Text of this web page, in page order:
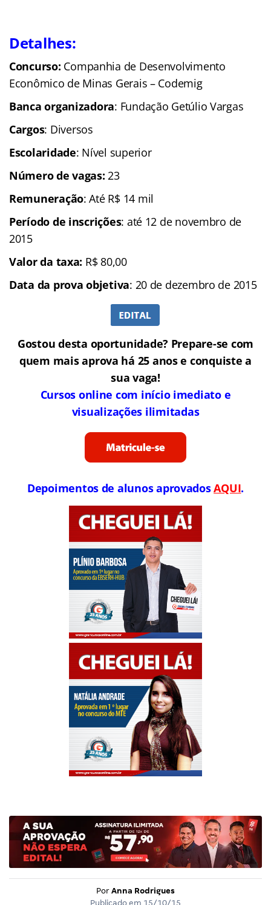
Detalhes:
Concurso: Companhia de Desenvolvimento
Econômico de Minas Gerais – Codemig
Banca organizadora: Fundação Getúlio Vargas
Cargos: Diversos
Escolaridade: Nível superior
Número de vagas:23
Remuneração: Até R$ 14 mil
Período de inscrições: até 12 de novembro de
2015
Valor da taxa: R$ 80,00
Data da prova objetiva: 20 de dezembro de 2015
Gostou desta oportunidade? Prepare-se com
quem mais aprova há 25 anos e conquiste a
sua vaga!
Cursos online com início imediato e
visualizações ilimitadas
Depoimentos de alunos aprovadosAQUI.
Por Anna Rodrigues
Publicado em 15/10/15